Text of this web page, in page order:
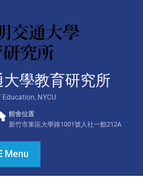
學教育研究所
Education, NYCU
館舍位置
新竹市東區大學路1001號人社一館212A
Menu